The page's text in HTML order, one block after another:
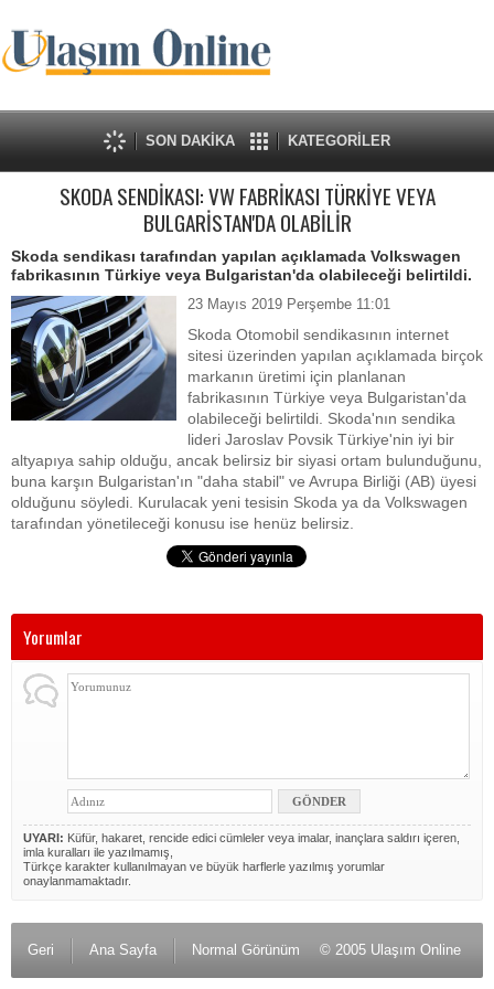
SON DAKİKA KATEGORİLER
SKODA SENDİKASI: VW FABRİKASI TÜRKİYE VEYA
BULGARİSTAN'DA OLABİLİR
Skoda sendikası tarafından yapılan açıklamada Volkswagen
fabrikasının Türkiye veya Bulgaristan'da olabileceği belirtildi.
23 Mayıs 2019 Perşembe 11:01
Skoda Otomobil sendikasının internet
sitesi üzerinden yapılan açıklamada birçok
markanın üretimi için planlanan
fabrikasının Türkiye veya Bulgaristan'da
olabileceği belirtildi. Skoda'nın sendika
lideri Jaroslav Povsik Türkiye'nin iyi bir
altyapıya sahip olduğu, ancak belirsiz bir siyasi ortam bulunduğunu,
buna karşın Bulgaristan'ın "daha stabil" ve Avrupa Birliği (AB) üyesi
olduğunu söyledi. Kurulacak yeni tesisin Skoda ya da Volkswagen
tarafından yönetileceği konusu ise henüz belirsiz.
Yorumlar
UYARI: Küfür, hakaret, rencide edici cümleler veya imalar, inançlara saldırı içeren,
imla kuralları ile yazılmamış,
Türkçe karakter kullanılmayan ve büyük harflerle yazılmış yorumlar
onaylanmamaktadır.
Geri Ana Sayfa Normal Görünüm © 2005 Ulaşım Online